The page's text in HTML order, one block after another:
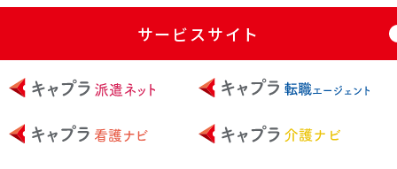
サービスサイト